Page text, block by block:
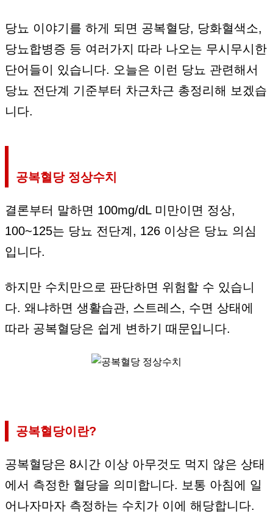
당뇨 이야기를 하게 되면 공복혈당, 당화혈색소,
당뇨합병증 등 여러가지 따라 나오는 무시무시한
단어들이 있습니다. 오늘은 이런 당뇨 관련해서
당뇨 전단계 기준부터 차근차근 총정리해 보겠습
니다.
공복혈당 정상수치
결론부터 말하면 100mg/dL 미만이면 정상,
100~125는 당뇨 전단계, 126 이상은 당뇨 의심
입니다.
하지만 수치만으로 판단하면 위험할 수 있습니
다. 왜냐하면 생활습관, 스트레스, 수면 상태에
따라 공복혈당은 쉽게 변하기 때문입니다.
공복혈당이란?
공복혈당은 8시간 이상 아무것도 먹지 않은 상태
에서 측정한 혈당을 의미합니다. 보통 아침에 일
어나자마자 측정하는 수치가 이에 해당합니다.